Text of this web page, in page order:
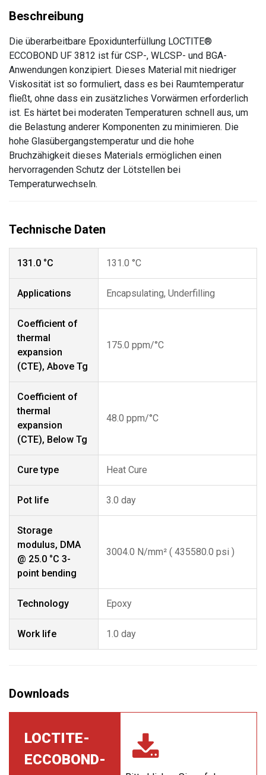
Die überarbeitbare Epoxidunterfüllung LOCTITE®
ECCOBOND UF 3812 ist für CSP-, WLCSP- und BGA-
Anwendungen konzipiert. Dieses Material mit niedriger
Viskosität ist so formuliert, dass es bei Raumtemperatur
fließt, ohne dass ein zusätzliches Vorwärmen erforderlich
ist. Es härtet bei moderaten Temperaturen schnell aus, um
die Belastung anderer Komponenten zu minimieren. Die
hohe Glasübergangstemperatur und die hohe
Bruchzähigkeit dieses Materials ermöglichen einen
hervorragenden Schutz der Lötstellen bei
Temperaturwechseln.
131.0 °C 131.0 °C
Applications Encapsulating, Underfilling
Coefficient of
thermal
expansion
(CTE), Above Tg
175.0 ppm/°C
Coefficient of
thermal
expansion
(CTE), Below Tg
48.0 ppm/°C
Cure type Heat Cure
Pot life 3.0 day
Storage
modulus, DMA
@ 25.0 °C 3-
point bending
3004.0 N/mm² ( 435580.0 psi )
Technology Epoxy
Work life 1.0 day
LOCTITE-
ECCOBOND-